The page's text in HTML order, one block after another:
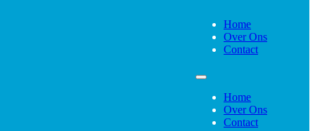
Home
Over Ons
Contact
Home
Over Ons
Contact